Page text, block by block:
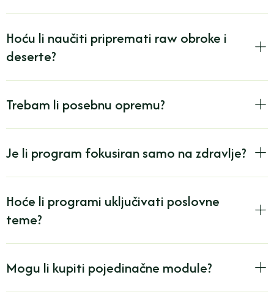
Hoću li naučiti pripremati raw obroke i
deserte?
Trebam li posebnu opremu?
Je li program fokusiran samo na zdravlje?
Hoće li programi uključivati poslovne
teme?
Mogu li kupiti pojedinačne module?